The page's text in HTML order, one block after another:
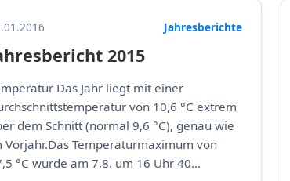
Jahresberichte
2015
Das Jahr liegt mit einer
von 10,6 °C extrem
dem Schnitt (normal 9,6 °C), genau wie
Vorjahr.Das Temperaturmaximum von
°C wurde am 7.8. um 16 Uhr 40...